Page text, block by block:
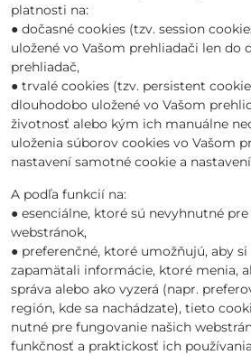
platnosti na:
● dočasné cookies (tzv. session
uložené vo Vašom prehliadači len do
prehliadač,
● trvalé cookies (tzv. persistent
dlouhodobo uložené vo Vašom
životnosť alebo kým ich manuálne
uloženia súborov cookies vo Vašom
nastavení samotné cookie a
A podľa funkcií na:
● esenciálne, ktoré sú nevyhnutné
webstránok,
● preferenčné, ktoré umožňujú, aby
zapamätali informácie, ktoré menia,
správa alebo ako vyzerá (napr.
región, kde sa nachádzate), tieto
nutné pre fungovanie našich
funkčnosť a praktickosť ich